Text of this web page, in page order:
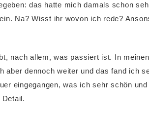
das hatte mich damals schon
Na? Wisst ihr wovon ich rede?
nach allem, was passiert ist. In
dennoch weiter und das fand ich
eingegangen, was ich sehr schön